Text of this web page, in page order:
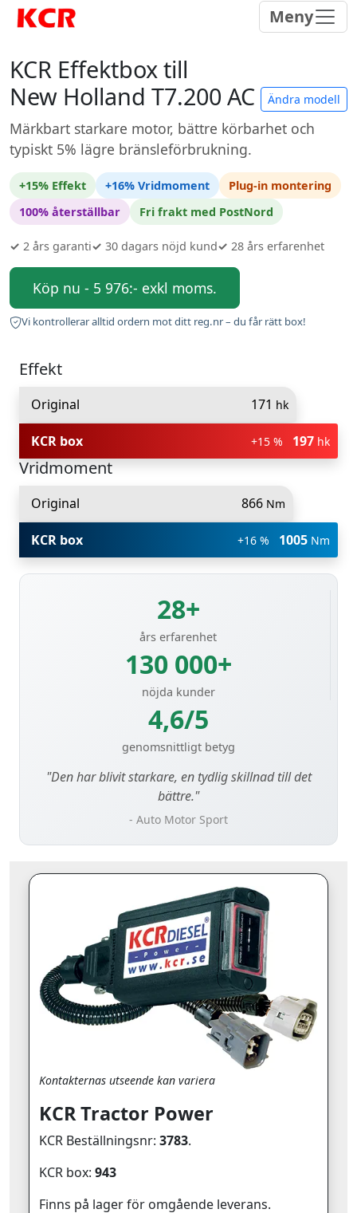
Meny
KCR Effektbox till
New Holland T7.200 AC
Ändra modell
Märkbart starkare motor, bättre körbarhet och
typiskt 5% lägre bränsleförbrukning.
+15% Effekt +16% Vridmoment
Plug-in montering
100% återställbar
Fri frakt med PostNord
✓ 2 års garanti✓ 30 dagars nöjd kund✓ 28 års erfarenhet
Köp nu - 5 976:- exkl moms.
Vi kontrollerar alltid ordern mot ditt reg.nr – du får rätt box!
Effekt
Original 171 hk
KCR box +15 % 197 hk
Vridmoment
Original 866 Nm
KCR box +16 % 1005 Nm
28+
års erfarenhet
130 000+
nöjda kunder
4,6/5
genomsnittligt betyg
"Den har blivit starkare, en tydlig skillnad till det
bättre."
- Auto Motor Sport
Kontakternas utseende kan variera
KCR Tractor Power
KCR Beställningsnr: 3783.
KCR box: 943
Finns på lager för omgående leverans.